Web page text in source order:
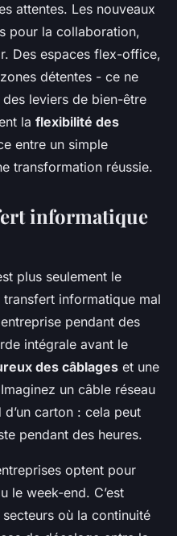
attentes. Les nouveaux
pour la collaboration,
Des espaces flex-office,
détentes - ce ne
leviers de bien-être
la flexibilité des
entre un simple
transformation réussie.
informatique
plus seulement le
transfert informatique mal
pendant des
intégrale avant le
des câblages et une
un câble réseau
carton : cela peut
pendant des heures.
optent pour
le week-end. C’est
où la continuité